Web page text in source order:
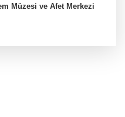
Müzesi ve Afet Merkezi